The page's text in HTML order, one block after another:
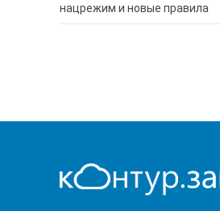
нацрежим и новые правила